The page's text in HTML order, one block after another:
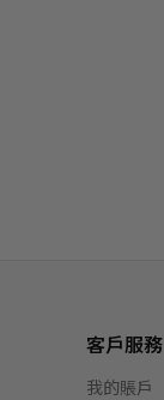
客戶服務
我的賬戶